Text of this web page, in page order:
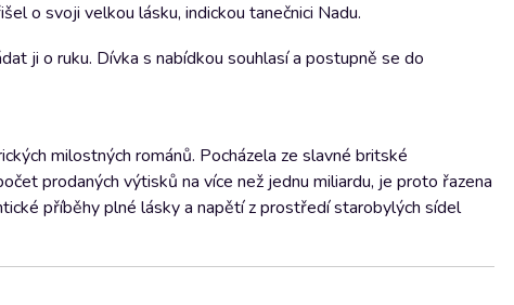
o svoji velkou lásku, indickou tanečnici Nadu.
ji o ruku. Dívka s nabídkou souhlasí a postupně se do
milostných románů. Pocházela ze slavné britské
prodaných výtisků na více než jednu miliardu, je proto řazena
příběhy plné lásky a napětí z prostředí starobylých sídel